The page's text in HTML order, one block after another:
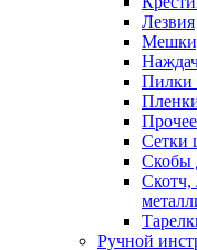
Лезвия
Пилки
Прочее
Сетки
Скобы
Скотч,
Ручной